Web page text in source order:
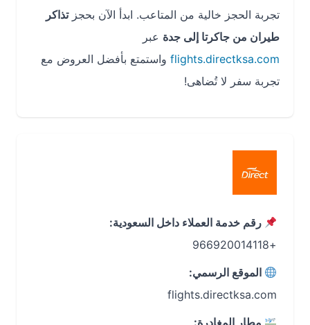
تجربة الحجز خالية من المتاعب. ابدأ الآن بحجز تذاكر
طيران من جاكرتا إلى جدةعبر
flights.directksa.comواستمتع بأفضل العروض مع
تجربة سفر لا تُضاهى!
رقم خدمة العملاء داخل السعودية:
الموقع الرسمي:
flights.directksa.com
مطار المغادرة: